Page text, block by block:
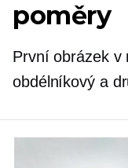
poměry
První obrázek v
obdélníkový a